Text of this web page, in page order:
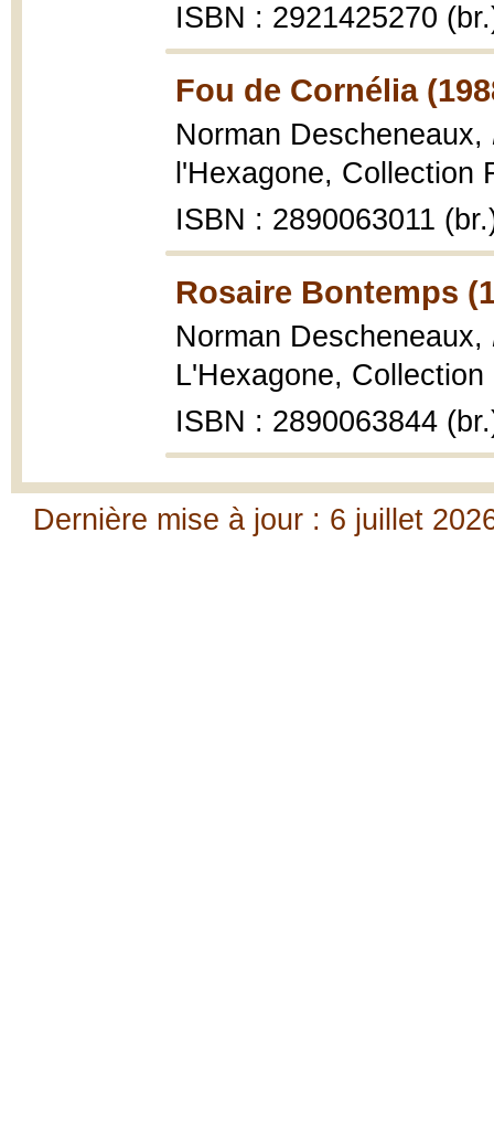
ISBN : 2921425270
Fou de Cornélia
Norman Descheneaux,
l'Hexagone, Collection
ISBN : 2890063011
Rosaire Bontemps
Norman Descheneaux,
L'Hexagone,
ISBN : 2890063844
Dernière mise à jour : 6 juillet